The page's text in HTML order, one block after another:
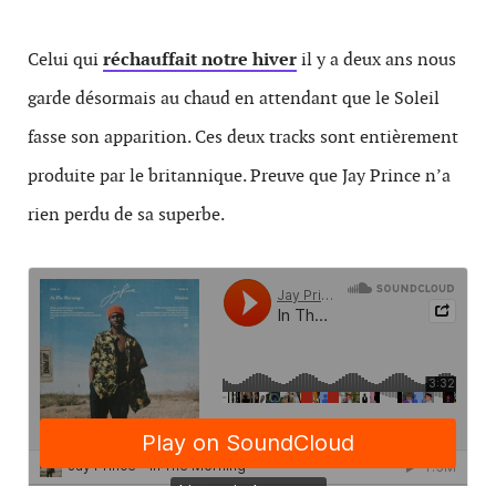
Celui quiréchauffait notre hiveril y a deux ans nous
garde désormais au chaud en attendant que le Soleil
fasse son apparition. Ces deux tracks sont entièrement
produite par le britannique. Preuve que Jay Prince n’a
rien perdu de sa superbe.